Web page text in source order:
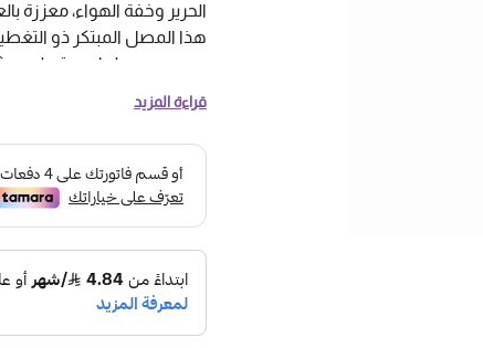
الحرير وخفة الهواء، معززة
هذا المصل المبتكر ذو
وهو مصمم لملء وترطيب
للحصول على تأثير بشرة ثانية
يأتي في حاوية زجاجية فاخرة
لماذا ستحب بشرتك Skin Silk:
مثالي لجميع أنواع البشرة.
لمسة نهائية من الساتان
تركيبة خفيفة الوزن وجيدة
مدعوم بحمض الهيالورونيك
يمكنك تطبيق كريم الأساس
متوفر في مجموعة واسعة من
قراءة المزيد